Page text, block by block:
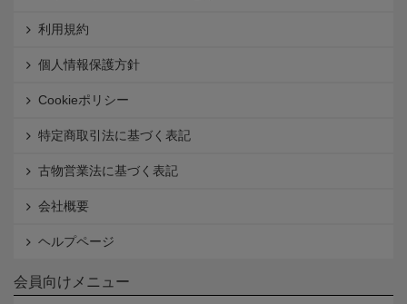
利用規約
個人情報保護方針
Cookieポリシー
特定商取引法に基づく表記
古物営業法に基づく表記
会社概要
ヘルプページ
会員向けメニュー